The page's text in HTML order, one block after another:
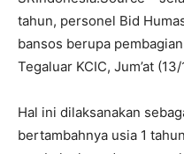
tahun, personel Bid
bansos berupa
Tegaluar KCIC, Jum’at
Hal ini dilaksanakan
bertambahnya usia 1